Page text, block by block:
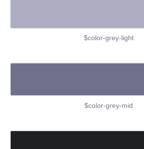
$color-grey-light
$color-grey-mid